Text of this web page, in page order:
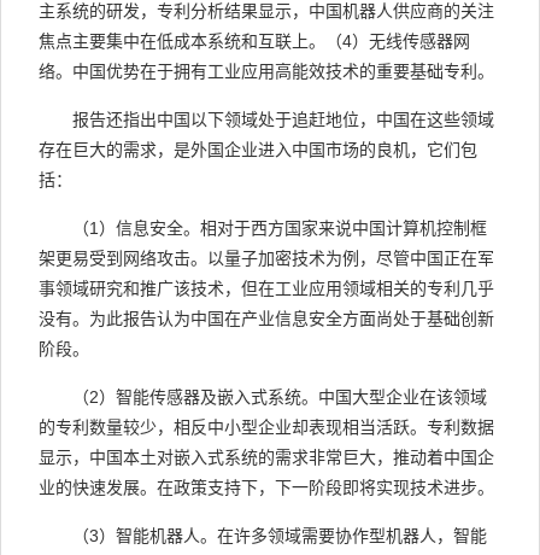
主系统的研发，专利分析结果显示，中国机器人供应商的关注
焦点主要集中在低成本系统和互联上。（4）无线传感器网
络。中国优势在于拥有工业应用高能效技术的重要基础专利。
报告还指出中国以下领域处于追赶地位，中国在这些领域
存在巨大的需求，是外国企业进入中国市场的良机，它们包
括：
（1）信息安全。相对于西方国家来说中国计算机控制框
架更易受到网络攻击。以量子加密技术为例，尽管中国正在军
事领域研究和推广该技术，但在工业应用领域相关的专利几乎
没有。为此报告认为中国在产业信息安全方面尚处于基础创新
阶段。
（2）智能传感器及嵌入式系统。中国大型企业在该领域
的专利数量较少，相反中小型企业却表现相当活跃。专利数据
显示，中国本土对嵌入式系统的需求非常巨大，推动着中国企
业的快速发展。在政策支持下，下一阶段即将实现技术进步。
（3）智能机器人。在许多领域需要协作型机器人，智能